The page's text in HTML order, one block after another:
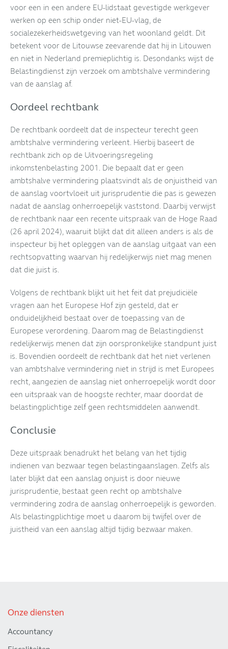
voor een in een andere EU-lidstaat gevestigde werkgever
werken op een schip onder niet-EU-vlag, de
socialezekerheidswetgeving van het woonland geldt. Dit
betekent voor de Litouwse zeevarende dat hij in Litouwen
en niet in Nederland premieplichtig is. Desondanks wijst de
Belastingdienst zijn verzoek om ambtshalve vermindering
van de aanslag af.
Oordeel rechtbank
De rechtbank oordeelt dat de inspecteur terecht geen
ambtshalve vermindering verleent. Hierbij baseert de
rechtbank zich op de Uitvoeringsregeling
inkomstenbelasting 2001. Die bepaalt dat er geen
ambtshalve vermindering plaatsvindt als de onjuistheid van
de aanslag voortvloeit uit jurisprudentie die pas is gewezen
nadat de aanslag onherroepelijk vaststond. Daarbij verwijst
de rechtbank naar een recente uitspraak van de Hoge Raad
(26 april 2024), waaruit blijkt dat dit alleen anders is als de
inspecteur bij het opleggen van de aanslag uitgaat van een
rechtsopvatting waarvan hij redelijkerwijs niet mag menen
dat die juist is.
Volgens de rechtbank blijkt uit het feit dat prejudiciële
vragen aan het Europese Hof zijn gesteld, dat er
onduidelijkheid bestaat over de toepassing van de
Europese verordening. Daarom mag de Belastingdienst
redelijkerwijs menen dat zijn oorspronkelijke standpunt juist
is. Bovendien oordeelt de rechtbank dat het niet verlenen
van ambtshalve vermindering niet in strijd is met Europees
recht, aangezien de aanslag niet onherroepelijk wordt door
een uitspraak van de hoogste rechter, maar doordat de
belastingplichtige zelf geen rechtsmiddelen aanwendt.
Conclusie
Deze uitspraak benadrukt het belang van het tijdig
indienen van bezwaar tegen belastingaanslagen. Zelfs als
later blijkt dat een aanslag onjuist is door nieuwe
jurisprudentie, bestaat geen recht op ambtshalve
vermindering zodra de aanslag onherroepelijk is geworden.
Als belastingplichtige moet u daarom bij twijfel over de
juistheid van een aanslag altijd tijdig bezwaar maken.
Onze diensten
Accountancy